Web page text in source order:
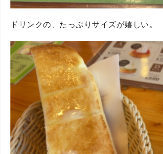
ドリンクの、たっぷりサイズが嬉しい。